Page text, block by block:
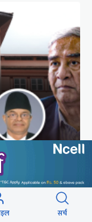
सुनुवाइ ?
सर्च